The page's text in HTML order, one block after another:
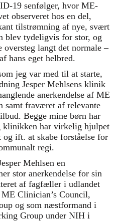
19 senfølger, hvor ME-
observeret hos en del,
tilstrømning af nye, svært
blev tydeligvis for stor, og
oversteg langt det normale –
hans eget helbred.
jeg var med til at starte,
Jesper Mehlsens klinik
anerkendelse af ME
samt fraværet af relevante
Begge mine børn har
har virkelig hjulpet
og ift. at skabe forståelse for
regi.
Mehlsen en
stor anerkendelse for sin
af fagfæller i udlandet
Clinician’s Council,
og som næstformand i
Group under NIH i